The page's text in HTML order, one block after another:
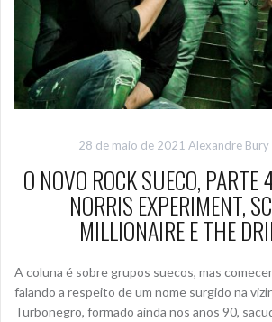
28 de maio de 2021 Alexandre Bury
O NOVO ROCK SUECO,
NORRIS EXPERIMENT,
MILLIONAIRE E THE
A coluna é sobre grupos suecos, mas
falando a respeito de um nome surgido na
Turbonegro, formado ainda nos anos 90,